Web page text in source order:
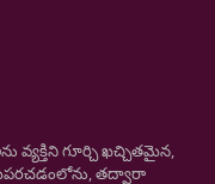
వ్యక్తిని గూర్చి ఖచ్చితమైన,
తద్వారా